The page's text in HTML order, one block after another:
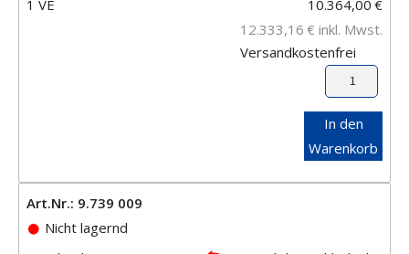
1 VE
10.364,00 €
12.333,16 € inkl. Mwst.
Versandkostenfrei
In den
Warenkorb
Art.Nr.: 9.739 009
Nicht lagernd